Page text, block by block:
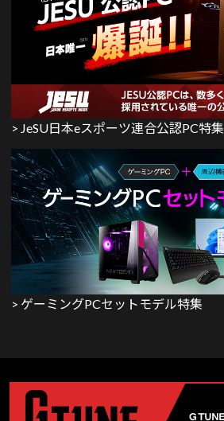
> JeSU日本eスポーツ連合公認PC特集
> ゲーミングPCセットモデル特集